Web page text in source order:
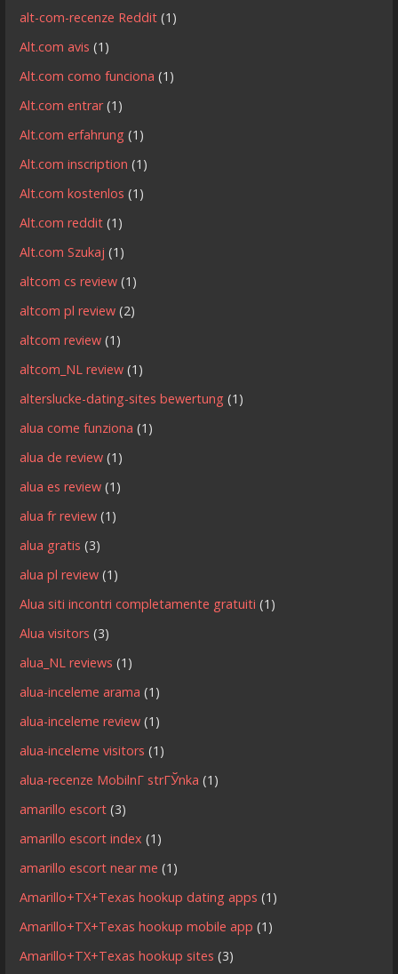
alt-com-recenze Reddit (1)
Alt.com avis (1)
Alt.com como funciona (1)
Alt.com entrar(1)
Alt.com erfahrung (1)
Alt.com inscription (1)
Alt.com kostenlos (1)
Alt.com reddit (1)
Alt.com Szukaj (1)
altcom cs review (1)
altcom pl review (2)
altcom review (1)
altcom_NL review (1)
alterslucke-dating-sites bewertung (1)
alua come funziona (1)
alua de review (1)
alua es review (1)
alua fr review (1)
alua gratis (3)
alua pl review (1)
Alua siti incontri completamente gratuiti (1)
Alua visitors (3)
alua_NL reviews (1)
alua-inceleme arama (1)
alua-inceleme review (1)
alua-inceleme visitors (1)
alua-recenze MobilnГ­ strГЎnka (1)
amarillo escort (3)
amarillo escort index (1)
amarillo escort near me (1)
Amarillo+TX+Texas hookup dating apps (1)
Amarillo+TX+Texas hookup mobile app (1)
Amarillo+TX+Texas hookup sites (3)